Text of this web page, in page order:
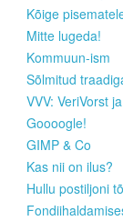
Kõige
Mitte lugeda!
Kommuun-ism
Sõlmitud
VVV: VeriVorst
Goooogle!
GIMP & Co
Kas nii on ilus?
Hullu postiljoni